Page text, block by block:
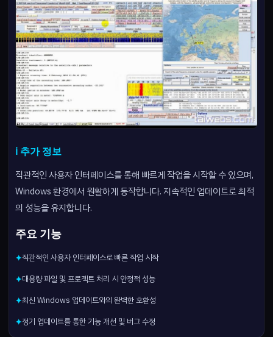
ℹ️ 추가 정보
직관적인 사용자 인터페이스를 통해 빠르게 작업을 시작할 수 있으며,
Windows 환경에서 원활하게 동작합니다. 지속적인 업데이트로 최적
의 성능을 유지합니다.
주요 기능
✦직관적인 사용자 인터페이스로 빠른 작업 시작
✦대용량 파일 및 프로젝트 처리 시 안정적 성능
✦최신 Windows 업데이트와의 완벽한 호환성
✦정기 업데이트를 통한 기능 개선 및 버그 수정